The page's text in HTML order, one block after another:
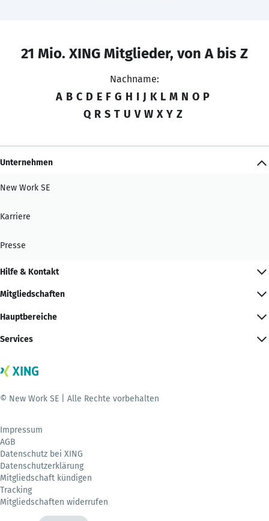
21 Mio. XING Mitglieder, von A bis Z
Nachname:
A B C D E F G H I J K L M N O P
Q R S T U V W X Y Z
Unternehmen
New Work SE
Karriere
Presse
Hilfe & Kontakt
Mitgliedschaften
Hauptbereiche
Services
© New Work SE | Alle Rechte vorbehalten
Impressum
AGB
Datenschutz bei XING
Datenschutzerklärung
Mitgliedschaft kündigen
Tracking
Mitgliedschaften widerrufen